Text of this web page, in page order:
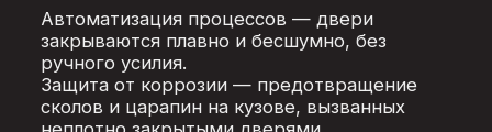
Автоматизация процессов — двери
закрываются плавно и бесшумно, без
ручного усилия.
Защита от коррозии — предотвращение
сколов и царапин на кузове, вызванных